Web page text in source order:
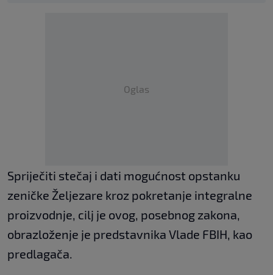
Oglas
Spriječiti stečaj i dati mogućnost opstanku
zeničke Željezare kroz pokretanje integralne
proizvodnje, cilj je ovog, posebnog zakona,
obrazloženje je predstavnika Vlade FBIH, kao
predlagača.